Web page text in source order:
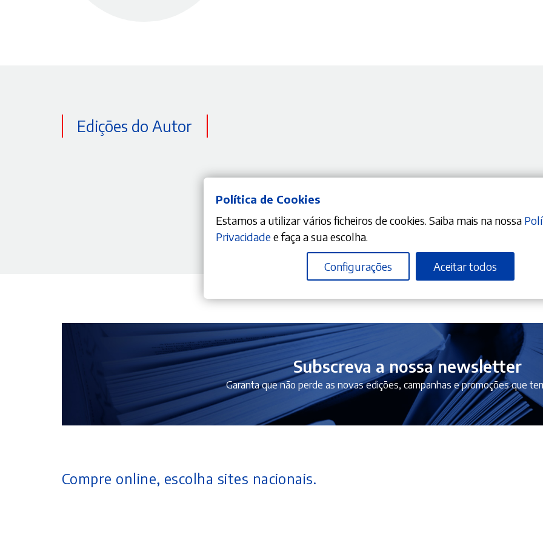
Edições do Autor
Subscreva a nossa newsletter
Garanta que não perde as novas edições, campanhas e promoções que
Compre online, escolha sites nacionais.
Política de Cookies
Estamos a utilizar vários ficheiros de cookies. Saiba mais na nossa
Privacidadee faça a sua escolha.
Configurações Aceitar todos